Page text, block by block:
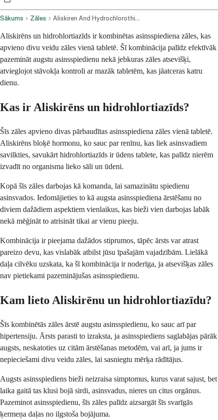
Sākums Zāles Aliskiren And Hydrochlorothiazide Oral Route
Aliskirēns un hidrohlortiazīds ir kombinētas asinsspiediena zāles, kas
apvieno divu veidu zāles vienā tabletē. Šī kombinācija palīdz efektīvāk
pazemināt augstu asinsspiedienu nekā jebkuras zāles atsevišķi,
atvieglojot stāvokļa kontroli ar mazāk tabletēm, kas jāatceras katru
dienu.
Kas ir Aliskirēns un hidrohlortiazīds?
Šīs zāles apvieno divas pārbaudītas asinsspiediena zāles vienā tabletē.
Aliskirēns bloķē hormonu, ko sauc par renīnu, kas liek asinsvadiem
savilkties, savukārt hidrohlortiazīds ir ūdens tablete, kas palīdz nierēm
izvadīt no organisma lieko sāli un ūdeni.
Kopā šīs zāles darbojas kā komanda, lai samazinātu spiedienu
asinsvados. Iedomājieties to kā augsta asinsspiediena ārstēšanu no
diviem dažādiem aspektiem vienlaikus, kas bieži vien darbojas labāk
nekā mēģināt to atrisināt tikai ar vienu pieeju.
Kombinācija ir pieejama dažādos stiprumos, tāpēc ārsts var atrast
pareizo devu, kas vislabāk atbilst jūsu īpašajām vajadzībām. Lielākā
daļa cilvēku uzskata, ka šī kombinācija ir noderīga, ja atsevišķas zāles
nav pietiekami pazeminājušas asinsspiedienu.
Kam lieto Aliskirēnu un hidrohlortiazīdu?
Šīs kombinētās zāles ārstē augstu asinsspiedienu, ko sauc arī par
hipertensiju. Ārsts parasti to izraksta, ja asinsspiediens saglabājas pārāk
augsts, neskatoties uz citām ārstēšanas metodēm, vai arī, ja jums ir
nepieciešami divu veidu zāles, lai sasniegtu mērķa rādītājus.
Augsts asinsspiediens bieži neizraisa simptomus, kurus varat sajust, bet
laika gaitā tas klusi bojā sirdi, asinsvadus, nieres un citus orgānus.
Pazeminot asinsspiedienu, šīs zāles palīdz aizsargāt šīs svarīgās
ķermeņa daļas no ilgstoša bojājuma.